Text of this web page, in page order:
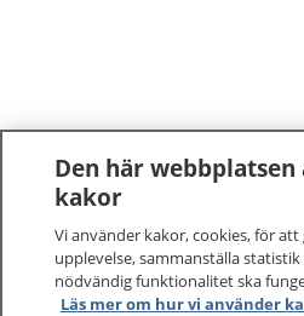
Den här webbplatsen
kakor
Vi använder kakor, cookies, för
upplevelse, sammanställa
nödvändig funktionalitet ska
Läs mer om hur vi använder